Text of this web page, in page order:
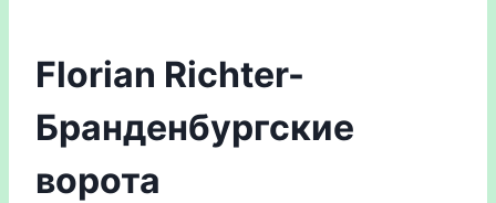
Florian Richter-
Бранденбургские
ворота